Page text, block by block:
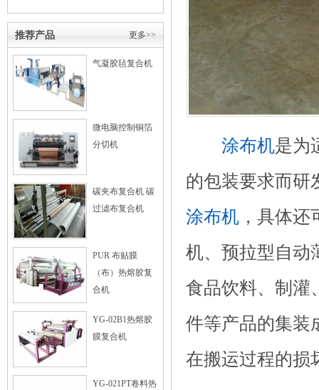
更多>>
推荐产品
气凝胶毡复合机
微电脑控制铜箔
分切机
碳夹布复合机 碳
过滤布复合机
PUR 布贴膜
（布）热熔胶复
合机
YG-02B1热熔胶
膜复合机
YG-021PT卷料热
涂布机是为
的包装要求而研
涂布机 ，具体
机、预拉型自动
食品饮料、制灌
件等产品的集装
在搬运过程的损